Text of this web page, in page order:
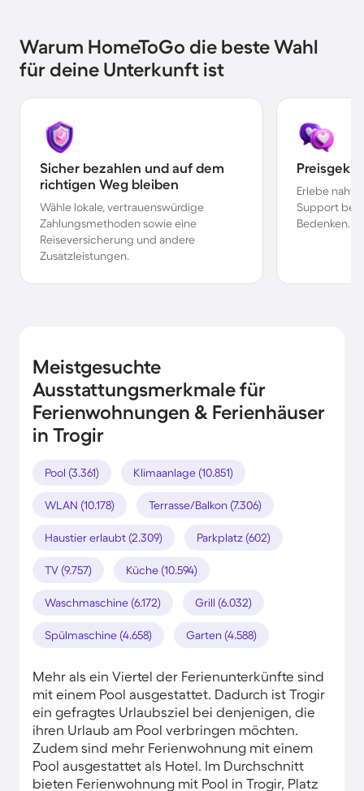
Warum HomeToGo die beste Wahl
für deine Unterkunft ist
Sicher bezahlen und auf dem
richtigen Weg bleiben
Wähle lokale, vertrauenswürdige
Zahlungsmethoden sowie eine
Reiseversicherung und andere
Zusatzleistungen.
Erlebe
Support bei
Bedenken.
Meistgesuchte
Ausstattungsmerkmale für
Ferienwohnungen & Ferienhäuser
in Trogir
Pool (3.361) Klimaanlage (10.851)
WLAN (10.178) Terrasse/Balkon (7.306)
Haustier erlaubt (2.309) Parkplatz (602)
TV (9.757) Küche (10.594)
Waschmaschine (6.172) Grill (6.032)
Spülmaschine (4.658) Garten (4.588)
Mehr als ein Viertel der Ferienunterkünfte sind
mit einem Pool ausgestattet. Dadurch ist Trogir
ein gefragtes Urlaubsziel bei denjenigen, die
ihren Urlaub am Pool verbringen möchten.
Zudem sind mehr Ferienwohnung mit einem
Pool ausgestattet als Hotel. Im Durchschnitt
bieten Ferienwohnung mit Pool in Trogir, Platz